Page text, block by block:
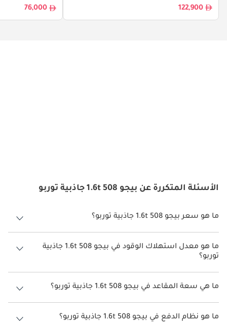
122,900
76,000
الأسئلة المتكررة عن بيجو 508 1.6t جاذبية توربو
ما هو سعر بيجو 508 1.6t جاذبية توربو؟
سعر بيجو 508 1.6t جاذبية توربو هو درهم 119,900.
ما هو معدل استهلاك الوقود في بيجو 508 1.6t جاذبية
توربو؟
يبلغ معدل استهلاك الوقود المقترح من الشركة المصنعة لسيارة بيجو 508
2026 من 14.7 كم/ليتر - 15.9 كم/ليتر.
ما هي سعة المقاعد في بيجو 508 1.6t جاذبية توربو؟
تتسع بيجو 508 1.6t جاذبية توربو لأ 5 أشخاص.
ما هو نظام الدفع في بيجو 508 1.6t جاذبية توربو؟